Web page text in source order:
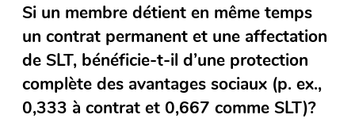
Si un membre détient en même temps
un contrat permanent et une affectation
de SLT, bénéficie-t-il d’une protection
complète des avantages sociaux (p. ex.,
0,333 à contrat et 0,667 comme SLT)?